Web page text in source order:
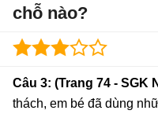
chỗ nào?
Câu 3: (Trang 74 - SGK
thách, em bé đã dùng